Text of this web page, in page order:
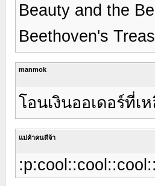
Beauty and the
Beethoven's
manmok
โอนเงินออเดอร์ที่เ
แม่ค้าคนดีจ้า